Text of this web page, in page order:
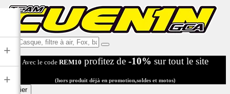
Ex:
Casque,
filtre
air,
Fox,
Avec le code REM10 profitez de -10% sur tout le site
(hors produit déjà en promotion,soldes et motos)
Panier
+
+